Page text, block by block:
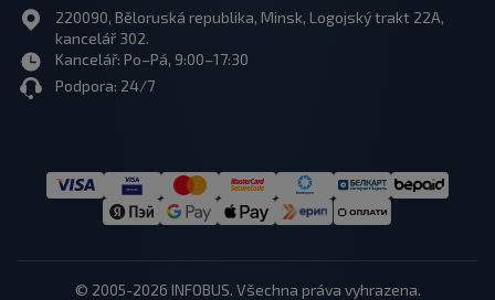
220090, Běloruská republika, Minsk, Logojský trakt 22A,
kancelář 302.
Kancelář: Po–Pá, 9:00–17:30
Podpora: 24/7
© 2005-2026 INFOBUS. Všechna práva vyhrazena.